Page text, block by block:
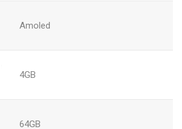
Amoled
4GB
64GB